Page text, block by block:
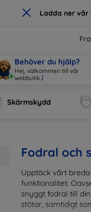
× Ladda ner vår
Behöver du hjälp?
Hej, välkommen till vår
webbuti|
Skärmskydd
Fodral och
Upptäck vårt
funktionalitet.
snyggt fodral till
stötar, samtidigt